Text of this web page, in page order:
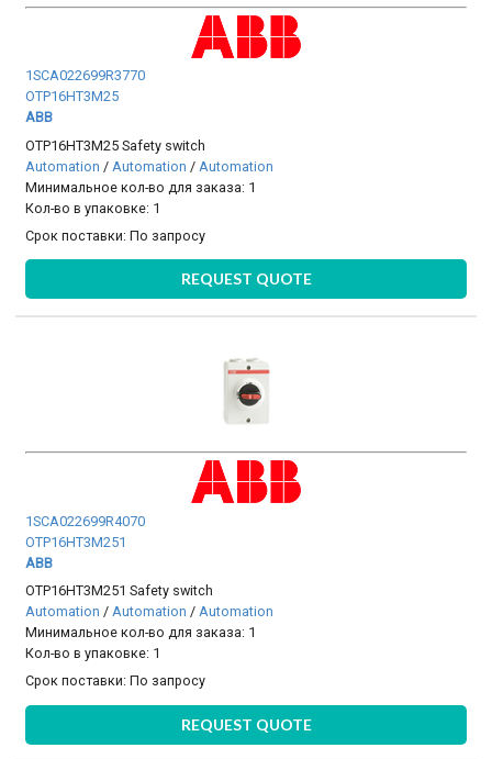
1SCA022699R3770
OTP16HT3M25
ABB
OTP16HT3M25 Safety switch
Automation / Automation / Automation
Минимальное кол-во для заказа: 1
Кол-во в упаковке: 1
Срок поставки:По запросу
REQUEST QUOTE
1SCA022699R4070
OTP16HT3M251
ABB
OTP16HT3M251 Safety switch
Automation /Automation /Automation
Минимальное кол-во для заказа: 1
Кол-во в упаковке: 1
Срок поставки:По запросу
REQUEST QUOTE